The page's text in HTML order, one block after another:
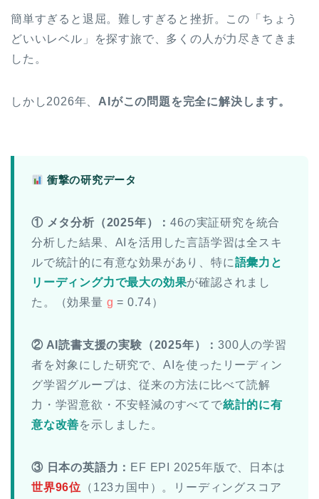
簡単すぎると退屈。難しすぎると挫折。この「ちょう
どいいレベル」を探す旅で、多くの人が力尽きてきま
した。
しかし2026年、 AIがこの問題を完全に解決します。
衝撃の研究データ
① メタ分析（2025年）：46の実証研究を統合
分析した結果、AIを活用した言語学習は全スキ
ルで統計的に有意な効果があり、特に語彙力と
リーディング力で最大の効果が確認されまし
た。（効果量 g = 0.74）
② AI読書支援の実験（2025年）：300人の学習
者を対象にした研究で、AIを使ったリーディン
グ学習グループは、従来の方法に比べて読解
力・学習意欲・不安軽減のすべてで統計的に有
意な改善を示しました。
③ 日本の英語力： EF EPI 2025年版で、日本は
世界96位 （123カ国中）。リーディングスコア